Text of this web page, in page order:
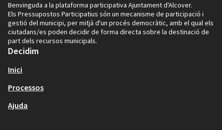
Benvinguda a la plataforma participativa Ajuntament d'Alcover.
Els Pressupostos Participatius són un mecanisme de participació i
gestió del municipi, per mitjà d'un procés democràtic, amb el qual els
ciutadans/es poden decidir de forma directa sobre la destinació de
part dels recursos municipals.
Decidim
Inici
Processos
Ajuda